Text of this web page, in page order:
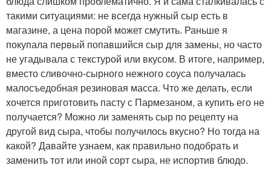
такими ситуациями: не всегда нужный сыр есть в
магазине, а цена порой может смутить. Раньше я
покупала первый попавшийся сыр для замены, но часто
не угадывала с текстурой или вкусом. В итоге, например,
вместо сливочно-сырного нежного соуса получалась
малосъедобная резиновая масса. Что же делать, если
хочется приготовить пасту с Пармезаном, а купить его не
получается? Можно ли заменять сыр по рецепту на
другой вид сыра, чтобы получилось вкусно? Но тогда на
какой? Давайте узнаем, как правильно подобрать и
заменить тот или иной сорт сыра, не испортив блюдо.